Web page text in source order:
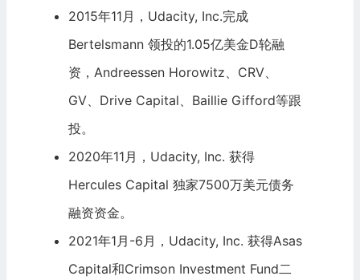
2015年11月，Udacity, Inc.完成
Bertelsmann领投的1.05亿美金D轮融
资， Andreessen Horowitz、CRV、
GV、Drive Capital、 Baillie Gifford等跟
投。
2020年11月，Udacity, Inc. 获得
Hercules Capital 独家7500万美元债务
融资资金。
2021年1月-6月，Udacity, Inc. 获得Asas
Capital和Crimson Investment Fund二